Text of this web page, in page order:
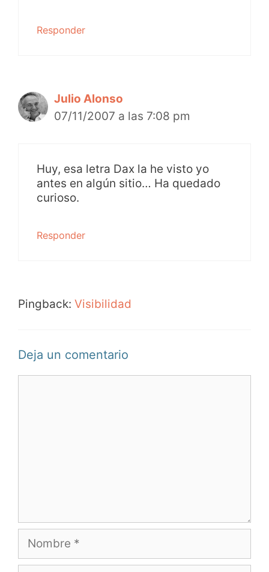
Responder
Julio Alonso
07/11/2007 a las 7:08 pm
Huy, esa letra Dax la he visto yo
antes en algún sitio… Ha quedado
curioso.
Responder
Pingback: Visibilidad
Deja un comentario